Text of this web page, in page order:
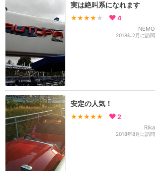
実は絶叫系になれます
★★★★ ★ 4
NEMO
2018年2月に訪問
安定の人気！
★★★★★ 2
Rika
2018年8月に訪問